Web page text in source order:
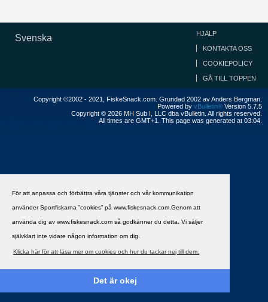
För att anpassa och förbättra våra tjänster och vår kommunikation
använder Sportfiskarna ”cookies” på www.fiskesnack.com.Genom att
använda dig av www.fiskesnack.com så godkänner du detta. Vi säljer
självklart inte vidare någon information om dig.
Klicka här för att läsa mer om cookies och hur du tackar nej till dem.
Det är okej
Svenska HJÄLP
KONTAKTA OSS
COOKIEPOLICY
GÅ TILL TOPPEN
Copyright ©2002 - 2021, FiskeSnack.com. Grundad 2002 av Anders Bergman.
Powered by vBulletin® Version 5.7.5
Copyright © 2026 MH Sub I, LLC dba vBulletin. All rights reserved.
All times are GMT+1. This page was generated at 03:04.